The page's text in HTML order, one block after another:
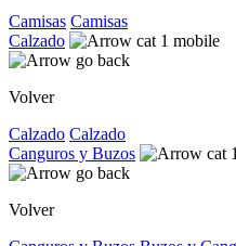
Camisas Camisas
Calzado
Volver
Calzado Calzado
Canguros y Buzos
Volver